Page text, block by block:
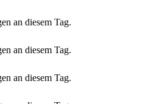
an diesem Tag.
an diesem Tag.
an diesem Tag.